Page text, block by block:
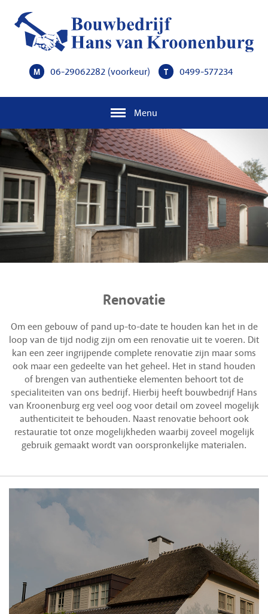
M 06-29062282 (voorkeur) T 0499-577234
Menu
Renovatie
Om een gebouw of pand up-to-date te houden kan het in de
loop van de tijd nodig zijn om een renovatie uit te voeren. Dit
kan een zeer ingrijpende complete renovatie zijn maar soms
ook maar een gedeelte van het geheel. Het in stand houden
of brengen van authentieke elementen behoort tot de
specialiteiten van ons bedrijf. Hierbij heeft bouwbedrijf Hans
van Kroonenburg erg veel oog voor detail om zoveel mogelijk
authenticiteit te behouden. Naast renovatie behoort ook
restauratie tot onze mogelijkheden waarbij zoveel mogelijk
gebruik gemaakt wordt van oorspronkelijke materialen.